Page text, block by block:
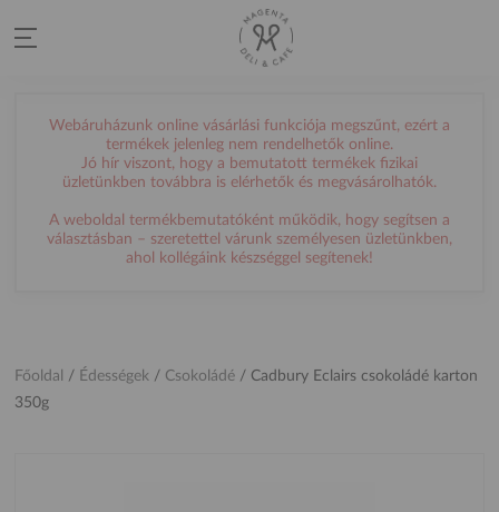
Webáruházunk online vásárlási funkciója megszűnt, ezért a
termékek jelenleg nem rendelhetők online.
Jó hír viszont, hogy a bemutatott termékek fizikai
üzletünkben továbbra is elérhetők és megvásárolhatók.
A weboldal termékbemutatóként működik, hogy segítsen a
választásban – szeretettel várunk személyesen üzletünkben,
ahol kollégáink készséggel segítenek!
Főoldal / Édességek / Csokoládé / Cadbury Eclairs csokoládé karton
350g